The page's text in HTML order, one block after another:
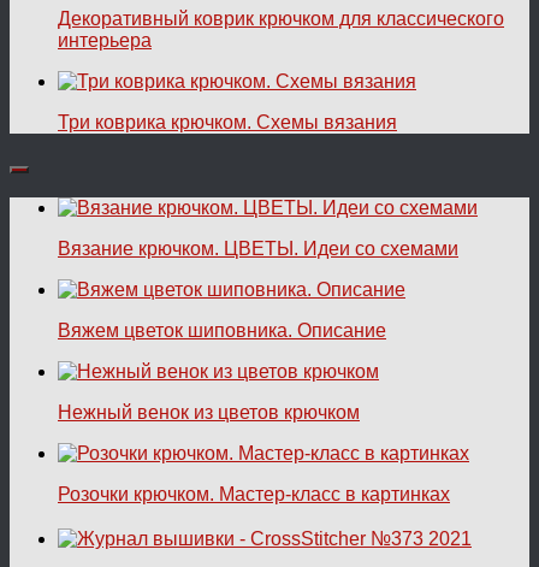
Декоративный коврик крючком для классического
интерьера
Три коврика крючком. Схемы вязания
Вязание крючком. ЦВЕТЫ. Идеи со схемами
Вяжем цветок шиповника. Описание
Нежный венок из цветов крючком
Розочки крючком. Мастер-класс в картинках